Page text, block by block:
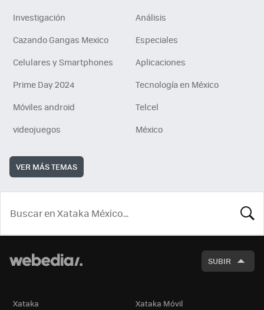
Investigación
Análisis
Cazando Gangas Mexico
Especiales
Celulares y Smartphones
Aplicaciones
Prime Day 2024
Tecnología en México
Móviles android
Telcel
videojuegos
México
VER MÁS TEMAS
SUBIR
Xataka Xataka Móvil